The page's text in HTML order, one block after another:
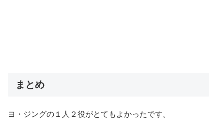
まとめ
ヨ・ジングの１人２役がとてもよかったです。